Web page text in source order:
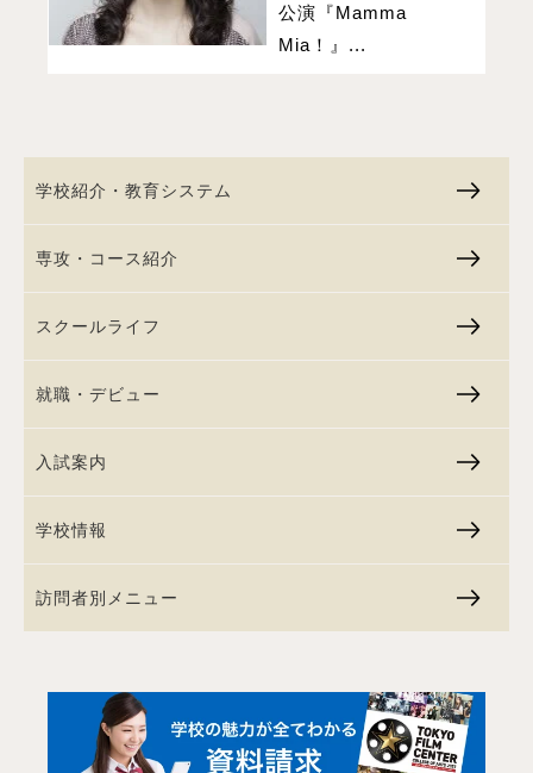
公演『Mamma
Mia！』...
学校紹介・教育システム
専攻・コース紹介
スクールライフ
就職・デビュー
入試案内
学校情報
訪問者別メニュー